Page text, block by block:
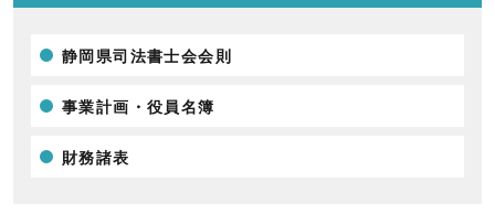
静岡県司法書士会会則
事業計画・役員名簿
財務諸表